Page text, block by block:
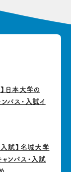
日本大学の
パス・入試イ
試】名城大学
ンパス・入試